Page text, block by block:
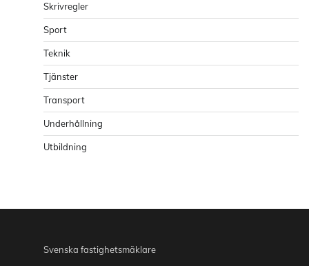
Skrivregler
Sport
Teknik
Tjänster
Transport
Underhållning
Utbildning
Svenska fastighetsmäklare